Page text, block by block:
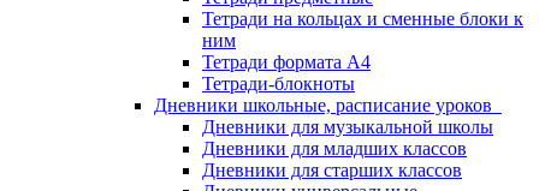
Тетради на кольцах и сменные блоки к
ним
Тетради формата А4
Тетради-блокноты
Дневники школьные, расписание уроков
Дневники для музыкальной школы
Дневники для младших классов
Дневники для старших классов